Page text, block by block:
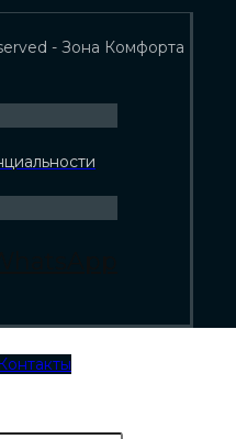
- Зона Комфорта
Контакты